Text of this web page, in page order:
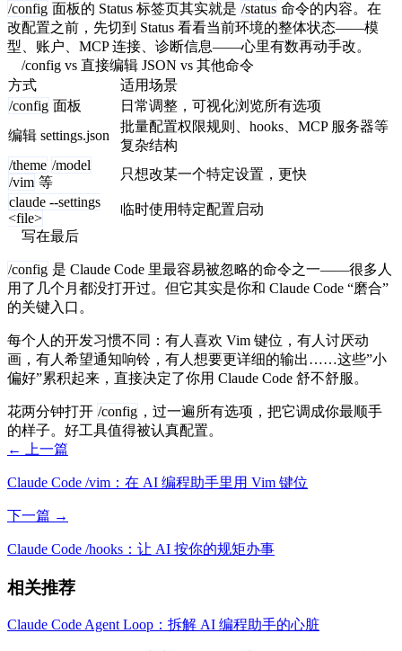
/config 面板的 Status 标签页其实就是 /status 命令的内容。在
改配置之前，先切到 Status 看看当前环境的整体状态——模
型、账户、MCP 连接、诊断信息——心里有数再动手改。
/config vs 直接编辑 JSON vs 其他命令
方式
适用场景
/config 面板
日常调整，可视化浏览所有选项
编辑 settings.json
批量配置权限规则、hooks、MCP 服务器等
复杂结构
/theme /model
/vim 等
只想改某一个特定设置，更快
claude --settings
<file>
临时使用特定配置启动
写在最后
/config 是 Claude Code 里最容易被忽略的命令之一——很多人
用了几个月都没打开过。但它其实是你和 Claude Code “磨合”
的关键入口。
每个人的开发习惯不同：有人喜欢 Vim 键位，有人讨厌动
画，有人希望通知响铃，有人想要更详细的输出……这些”小
偏好”累积起来，直接决定了你用 Claude Code 舒不舒服。
花两分钟打开 /config ，过一遍所有选项，把它调成你最顺手
的样子。好工具值得被认真配置。
← 上一篇
Claude Code /vim：在 AI 编程助手里用 Vim 键位
下一篇 →
Claude Code /hooks：让 AI 按你的规矩办事
相关推荐
Claude Code Agent Loop：拆解 AI 编程助手的心脏